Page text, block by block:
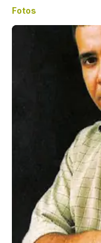
Fotos